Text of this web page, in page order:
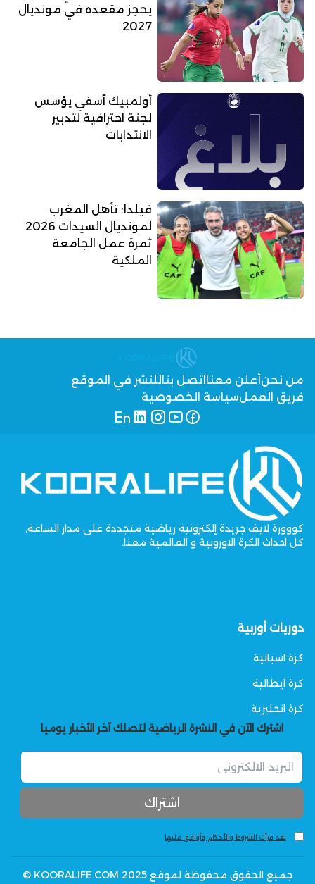
يحجز مقعده في مونديال
2027
أولمبيك آسفي يؤسس
لجنة احترافية لتدبير
الانتدابات
فيلدا: تأهل المغرب
لمونديال السيدات 2026
ثمرة عمل الجامعة
الملكية
من نحنأعلن معنا اتصل بنا للنشر في الموقع
فريق العملسياسة الخصوصية
كووورة لايف جريدة إلكترونية رياضية متجددة على مدار الساعة,
كل احداث الكرة الاوروبية و العالمية معنا.
دوريات أوربية
كرة اسبانية
كرة ايطالية
كرة انجليزية
اشترك الآن في النشرة الرياضية لتصلك آخر الأخبار يوميا
لقد قرأت الشروط والأحكام وأوافق عليها
جميع الحقوق محفوظة لموقع KOORALIFE.COM 2025 ©